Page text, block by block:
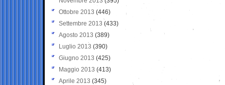
Ottobre 2013 (446)
Settembre 2013 (433)
Agosto 2013 (389)
Luglio 2013 (390)
Giugno 2013 (425)
Maggio 2013 (413)
Aprile 2013 (345)